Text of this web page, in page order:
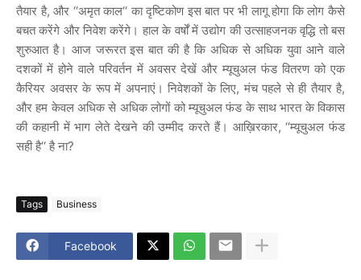
तैयार है, और ‘‘अमृत काल‘‘ का दृष्टिकोण इस बात पर भी लागू होगा कि लोग कैसे
बचत करेंगे और निवेश करेंगे। हाल के वर्षों में उद्योग की उत्साहजनक वृद्धि तो बस
शुरुआत है। आज जरूरत इस बात की है कि अधिक से अधिक युवा आने वाले
दशकों में होने वाले परिवर्तन में अवसर देखें और म्यूचुअल फंड वितरण को एक
कैरियर अवसर के रूप में अपनाएं। निवेशकों के लिए, मंच पहले से ही तैयार है,
और हम केवल अधिक से अधिक लोगों को म्यूचुअल फंड के साथ भारत के विकास
की कहानी में भाग लेते देखने की उम्मीद करते हैं। आख़िरकार, ‘‘म्यूचुअल फंड
सही है‘‘ है ना?
Tags Business
Facebook